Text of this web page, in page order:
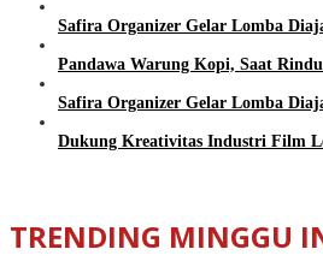
Safira Organizer Gelar Lomba
Pandawa Warung Kopi, Saat
Safira Organizer Gelar Lomba
Dukung Kreativitas Industri Film
TRENDING MINGGU